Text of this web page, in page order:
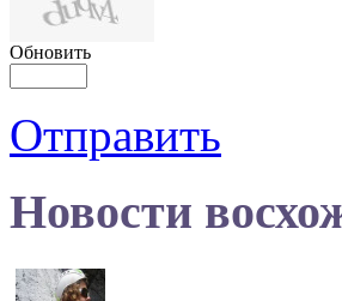
Обновить
Отправить
Новости